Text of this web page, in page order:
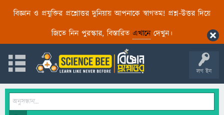
বিজ্ঞান ও প্রযুক্তির প্রশ্নোত্তর দুনিয়ায় আপনাকে স্বাগতম! প্রশ্ন-উত্তর দিয়ে
জিতে নিন পুরস্কার, বিস্তারিত এখানেদেখুন।
লগ ইন